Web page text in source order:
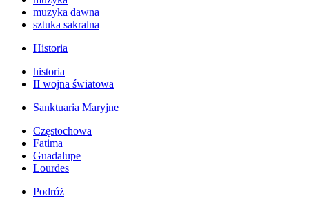
muzyka dawna
sztuka sakralna
Historia
historia
II wojna światowa
Sanktuaria Maryjne
Częstochowa
Fatima
Guadalupe
Lourdes
Podróż